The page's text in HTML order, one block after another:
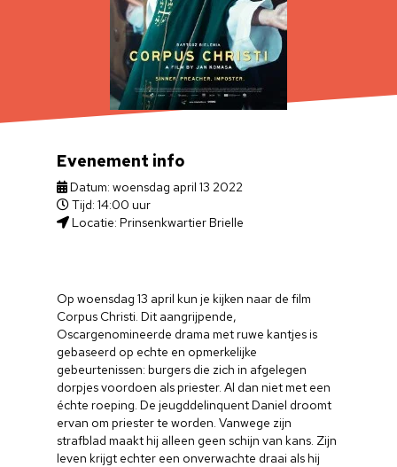
Op woensdag 13 april kun je kijken naar de film
Corpus Christi. Dit aangrijpende,
Oscargenomineerde drama met ruwe kantjes is
gebaseerd op echte en opmerkelijke
gebeurtenissen: burgers die zich in afgelegen
dorpjes voordoen als priester. Al dan niet met een
échte roeping. De jeugddelinquent Daniel droomt
ervan om priester te worden. Vanwege zijn
strafblad maakt hij alleen geen schijn van kans. Zijn
leven krijgt echter een onverwachte draai als hij
Evenement info
Datum: woensdag april 13 2022
Tijd: 14:00 uur
Locatie: Prinsenkwartier Brielle